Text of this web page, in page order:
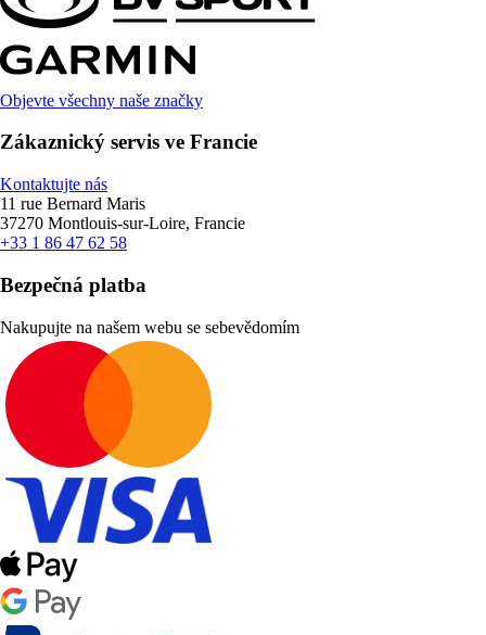
Objevte všechny naše značky
Zákaznický servis ve Francie
Kontaktujte nás
11 rue Bernard Maris
37270 Montlouis-sur-Loire, Francie
+33 1 86 47 62 58
Bezpečná platba
Nakupujte na našem webu se sebevědomím